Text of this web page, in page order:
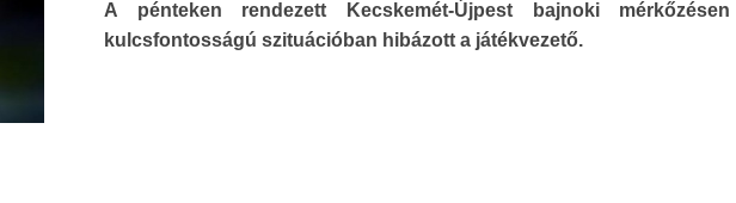
A pénteken rendezett Kecskemét-Újpest bajnoki
kulcsfontosságú szituációban hibázott a játékvezető.